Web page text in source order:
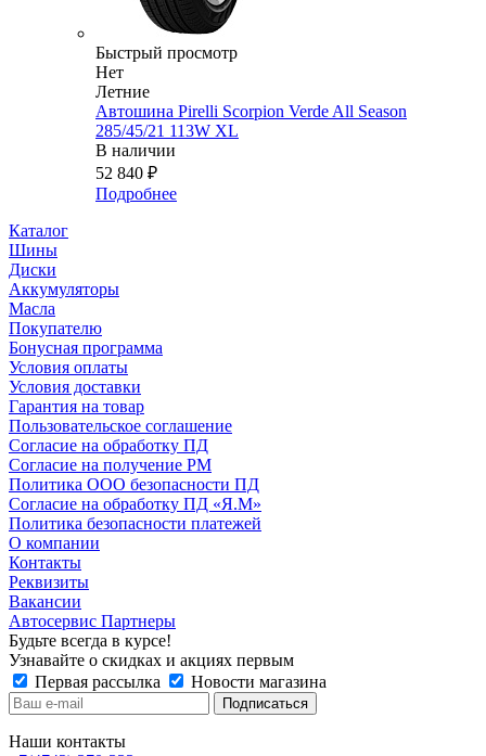
Быстрый просмотр
Нет
Летние
Автошина Pirelli Scorpion Verde All Season
285/45/21 113W XL
В наличии
52 840 ₽
Подробнее
Каталог
Шины
Диски
Аккумуляторы
Масла
Покупателю
Бонусная программа
Условия оплаты
Условия доставки
Гарантия на товар
Пользовательское соглашение
Согласие на обработку ПД
Согласие на получение РМ
Политика ООО безопасности ПД
Согласие на обработку ПД «Я.М»
Политика безопасности платежей
О компании
Контакты
Реквизиты
Вакансии
Автосервис Партнеры
Будьте всегда в курсе!
Узнавайте о скидках и акциях первым
Первая рассылка
Новости магазина
Наши контакты